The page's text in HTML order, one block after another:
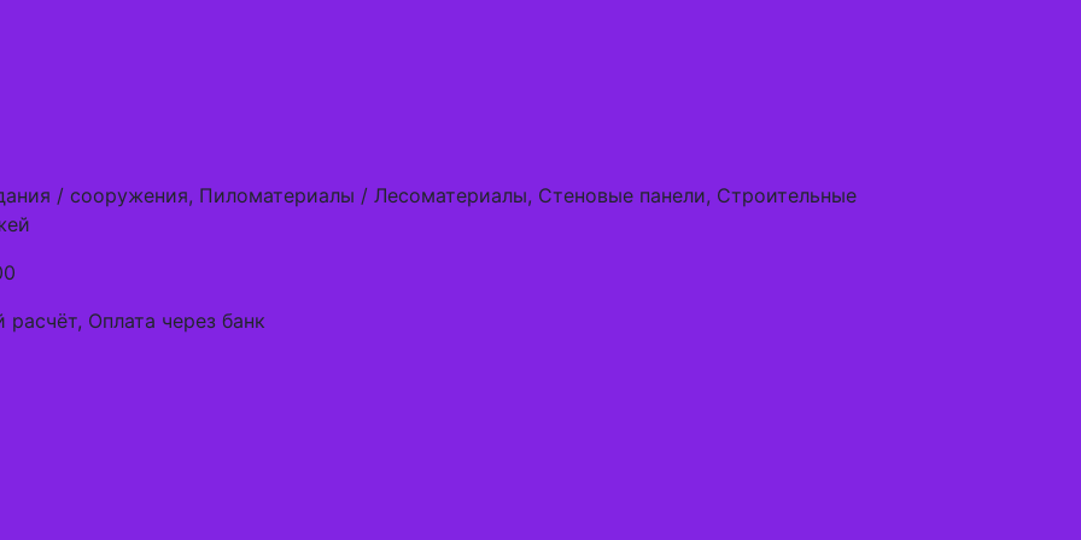
/ сооружения, Пиломатериалы / Лесоматериалы, Стеновые панели, Строительные
Оплата через банк